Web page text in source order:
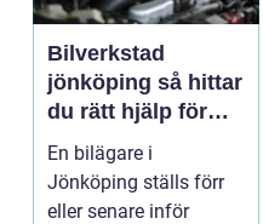
Bilverkstad
jönköping så hittar
du rätt hjälp för
bilen
En bilägare i
Jönköping ställs förr
eller senare inför